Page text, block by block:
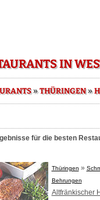
IN
»THÜRINGEN»
für die besten
Thüringen »
Behrungen
Altfränkischer